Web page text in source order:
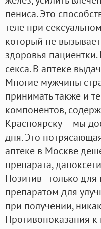
пениса. Это
теле при
который не
здоровья
секса. В аптеке
Многие мужчины
принимать также и
компонентов,
Красноярску — мы
дня. Это
аптеке в Москве
препарата,
Позитив - только
препаратом для
при получении,
Противопоказания к